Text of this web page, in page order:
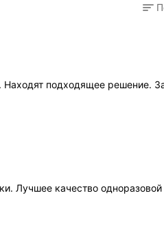
Находят подходящее решение.
Лучшее качество